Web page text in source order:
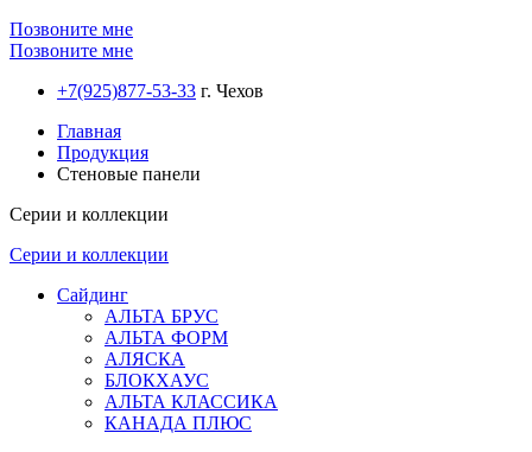
Позвоните мне
Позвоните мне
+7(925)877-53-33 г. Чехов
Главная
Продукция
Стеновые панели
Серии и коллекции
Серии и коллекции
Сайдинг
АЛЬТА БРУС
АЛЬТА ФОРМ
АЛЯСКА
БЛОКХАУС
АЛЬТА КЛАССИКА
КАНАДА ПЛЮС